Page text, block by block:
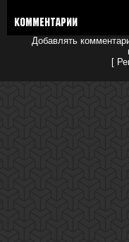
Комментарии
Добавлять
[